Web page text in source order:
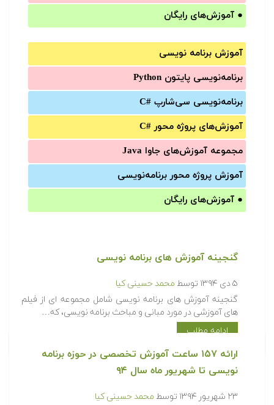
● آموزش‌های رایگان
آموزش برنامه نویسی
برنامه‌نویسی پایتون Python
برنامه‌‌نویسی سی‌شارپ C#‎
آموزش‌های پروژه محور #C
مجموعه آموزش‌های جاوا Java
آموزش‌ پروژه محور برنامه‌نویسی
● آموزش‌های رایگان
گنجینه آموزش های برنامه نویسی
۵ دی ۱۳۹۴ توسط محمد حسینی کیا
گنجینه آموزش های برنامه نویسی شامل مجموعه ای از فیلم
های آموزشی در مورد مبانی و مباحث برنامه نویسی، که…
ادامه مطلب
ارائه ۱۵۷ ساعت آموزش تخصصی در حوزه برنامه
نویسی تا شهریور ماه سال ۹۴
۲۳ شهریور ۱۳۹۴ توسط محمد حسینی کیا